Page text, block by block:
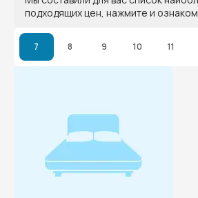
подходящих цен, нажмите и
7 8 9 10 11